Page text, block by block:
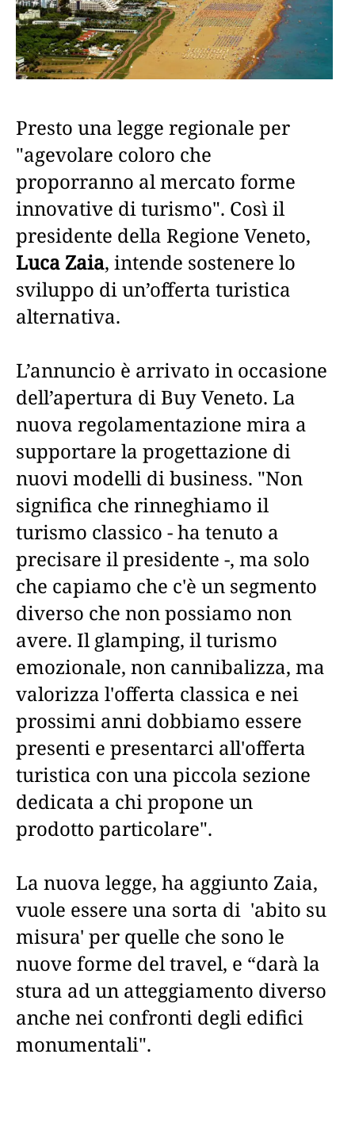
Presto una legge regionale per
"agevolare coloro che
proporranno al mercato forme
innovative di turismo". Così il
presidente della Regione Veneto,
Luca Zaia, intende sostenere lo
sviluppo di un’offerta turistica
alternativa.
L’annuncio è arrivato in occasione
dell’apertura di Buy Veneto. La
nuova regolamentazione mira a
supportare la progettazione di
nuovi modelli di business. "Non
significa che rinneghiamo il
turismo classico - ha tenuto a
precisare il presidente -, ma solo
che capiamo che c'è un segmento
diverso che non possiamo non
avere. Il glamping, il turismo
emozionale, non cannibalizza, ma
valorizza l'offerta classica e nei
prossimi anni dobbiamo essere
presenti e presentarci all'offerta
turistica con una piccola sezione
dedicata a chi propone un
prodotto particolare".
La nuova legge, ha aggiunto Zaia,
vuole essere una sorta di 'abito su
misura' per quelle che sono le
nuove forme del travel, e “darà la
stura ad un atteggiamento diverso
anche nei confronti degli edifici
monumentali".